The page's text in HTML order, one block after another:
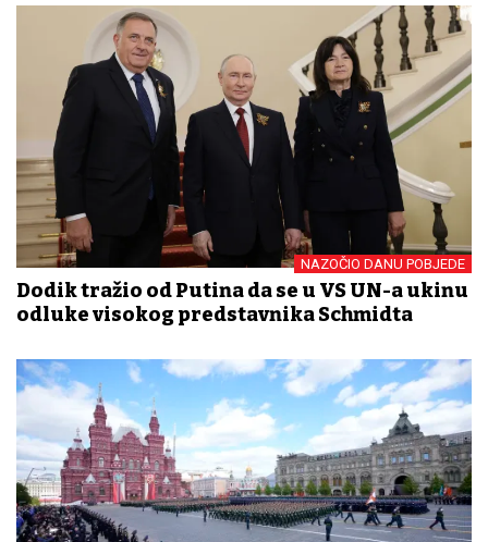
NAZOČIO DANU POBJEDE
Dodik tražio od Putina da se u VS UN-a ukinu
odluke visokog predstavnika Schmidta